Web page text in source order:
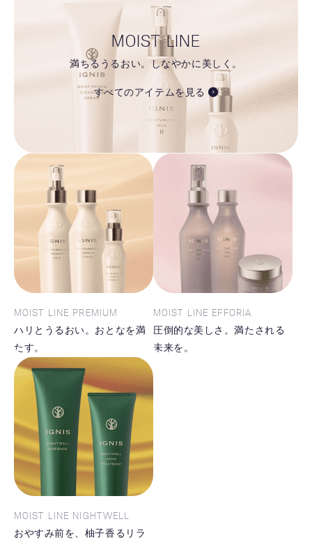
MOIST LINE
満ちるうるおい。しなやかに美しく。
すべてのアイテムを見る
MOIST LINE PREMIUM
ハリとうるおい。おとなを満
たす。
MOIST LINE EFFORIA
圧倒的な美しさ。満たされる
未来を。
MOIST LINE NIGHTWELL
おやすみ前を、柚子香るリラ